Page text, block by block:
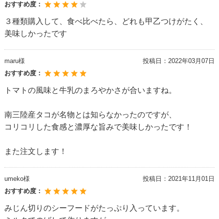
おすすめ度：
３種類購入して、食べ比べたら、どれも甲乙つけがたく、
美味しかったです
maru様 投稿日： 2022年03月07日
おすすめ度：
トマトの風味と牛乳のまろやかさが合いますね。
南三陸産タコが名物とは知らなかったのですが、
コリコリした食感と濃厚な旨みで美味しかったです！
また注文します！
umeko様 投稿日： 2021年11月01日
おすすめ度：
みじん切りのシーフードがたっぷり入っています。